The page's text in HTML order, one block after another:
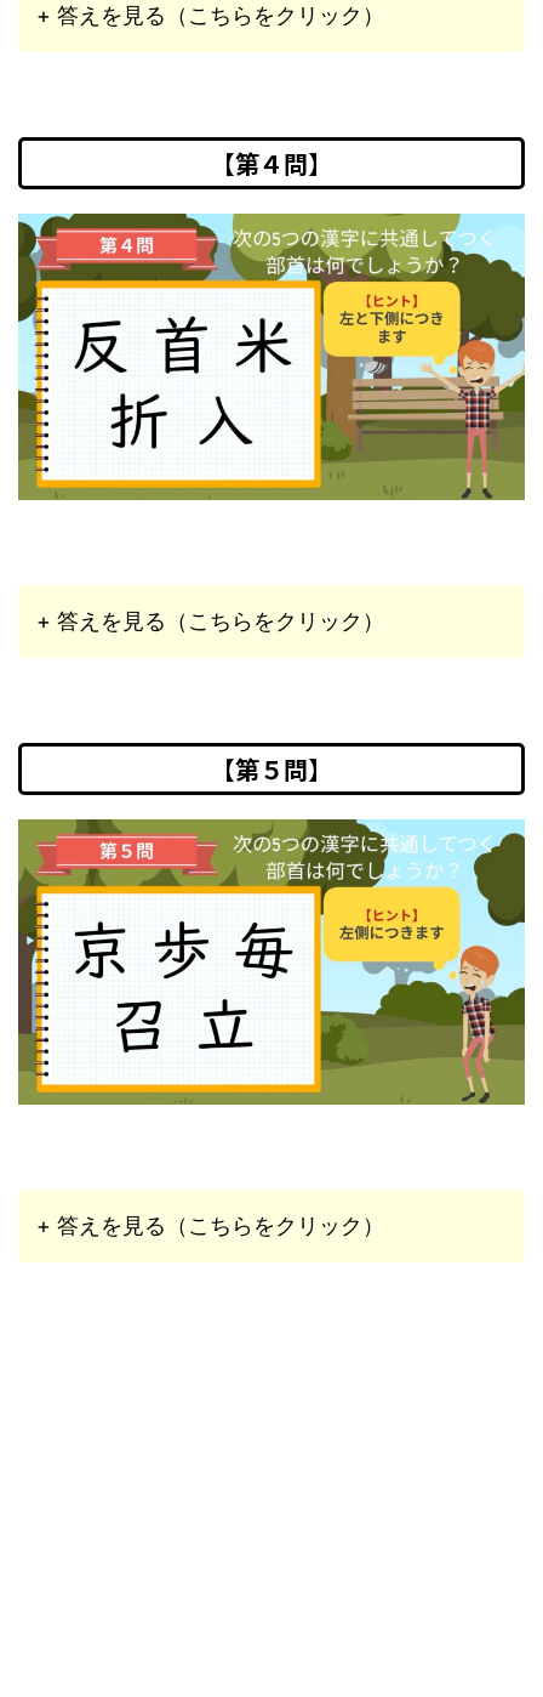
+ 答えを見る（こちらをクリック）
【第４問】
+ 答えを見る（こちらをクリック）
【第５問】
+ 答えを見る（こちらをクリック）